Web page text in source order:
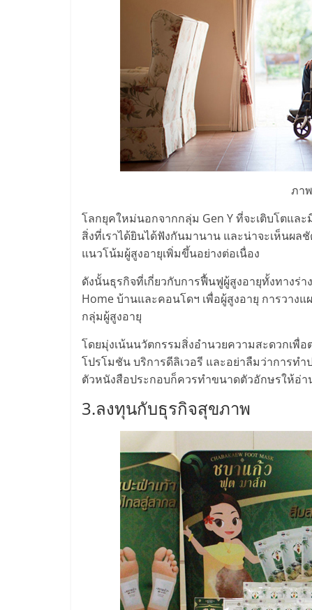
ไชส์,
ศูนย์
รวม
แฟ
รน
ไชส์
พร้อม
ทำเล
สำหรับ
เปิด
ภา
โลกยุคใหม่นอกจากกลุ่ม Gen Y ที่จะเติบโตแล
สิ่งที่เราได้ยินได้ฟังกันมานาน และน่าจะเห็นผล
แนวโน้มผู้สูงอายุเพิ่มขึ้นอย่างต่อเนื่อง
ดังนั้นธุรกิจที่เกี่ยวกับการฟื้นฟูผู้สูงอายุทั้งทางร่
Home บ้านและคอนโดฯ เพื่อผู้สูงอายุ การวา
กลุ่มผู้สูงอายุ
โดยมุ่งเน้นนวัตกรรมสิ่งอำนวยความสะดวกเพื่
โปรโมชัน บริการดีลิเวอรี และอย่าลืมว่าการท
ตัวหนังสือประกอบก็ควรทำขนาดตัวอักษรให้อ่า
3.ลงทุนกับธุรกิจสุขภาพ